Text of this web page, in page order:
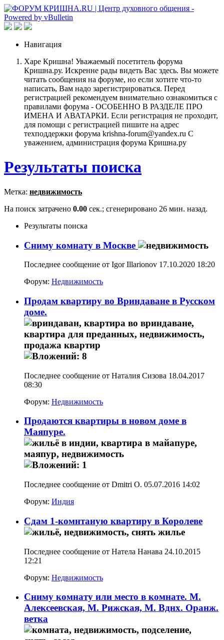
Навигация
Харе Кришна! Уважаемый посетитель форума
Кришна.ру. Искренне рады видеть Вас здесь. Вы можете
читать сообщения на форуме, но если хотите что-то
написать, Вам надо зарегистрироваться. Перед
регистрацией рекомендуем внимательно ознакомиться с
правилами форума - ОСОБЕННО В РАЗДЕЛЕ ПРО
ИМЕНА И АВАТАРКИ. Если регистрация не проходит,
для помощи с регистрацией пишите на адрес
техподдержки форума krishna-forum@yandex.ru С
уважением, администрация форума Кришна.ру
Результаты поиска
Метка: недвижимость
На поиск затрачено 0.00 сек.; сгенерировано 26 мин. назад.
Результаты поиска
Сниму комнату в Москве
Последнее сообщение от Igor Illarionov 17.10.2020 18:20
Форум: Недвижимость
Продам квартиру во Вриндаване в Русском
доме.
Последнее сообщение от Наталия Сизова 18.04.2017
08:30
Форум: Недвижимость
Продаются квартиры в новом доме в
Маяпуре.
Последнее сообщение от Dmitri O. 05.07.2016 14:02
Форум: Индия
Сдам 1-комнтаную квартиру в Королеве
Последнее сообщение от Натела Нанава 24.10.2015
12:21
Форум: Недвижимость
Сниму комнату или место в комнате. М.
Алексеевская, М. Рижская, М. Вднх. Оранж.
ветка